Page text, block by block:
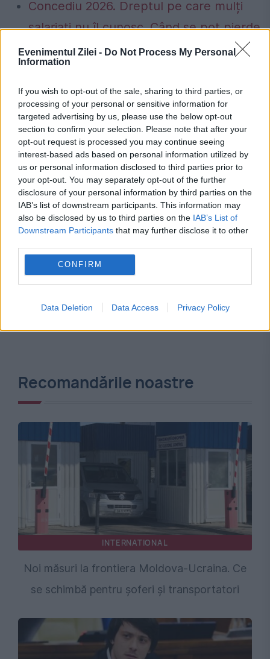
Evenimentul Zilei - Do Not Process My Personal
Information
If you wish to opt-out of the sale, sharing to third parties, or
processing of your personal or sensitive information for
targeted advertising by us, please use the below opt-out
section to confirm your selection. Please note that after your
opt-out request is processed you may continue seeing
interest-based ads based on personal information utilized by
us or personal information disclosed to third parties prior to
your opt-out. You may separately opt-out of the further
disclosure of your personal information by third parties on the
IAB’s list of downstream participants. This information may
also be disclosed by us to third parties on the IAB’s List of
Downstream Participants that may further disclose it to other
CONFIRM
Data Deletion Data Access Privacy Policy
Concediu 2026. Dreptul pe care mulți
salariați nu îl cunosc. Când se pot pierde
zilele de concediu și când nu
alegatori alegeri cec diaspora
inregistrare republica moldova
Recomandările noastre
INTERNATIONAL
Noi măsuri la frontiera Moldova-Ucraina. Ce
se schimbă pentru șoferi și transportatori